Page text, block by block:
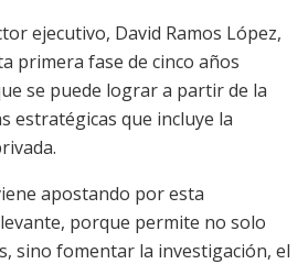
ejecutivo, David Ramos López,
primera fase de cinco años
se puede lograr a partir de la
estratégicas que incluye la
apostando por esta
porque permite no solo
sino fomentar la investigación, el